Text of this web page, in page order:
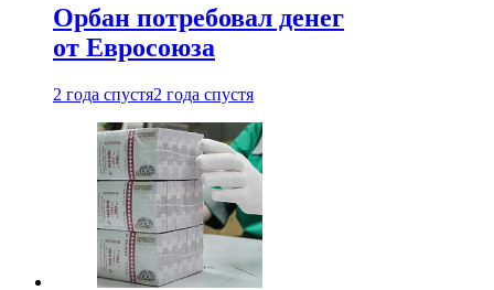
Орбан потребовал денег
от Евросоюза
2 года спустя2 года спустя